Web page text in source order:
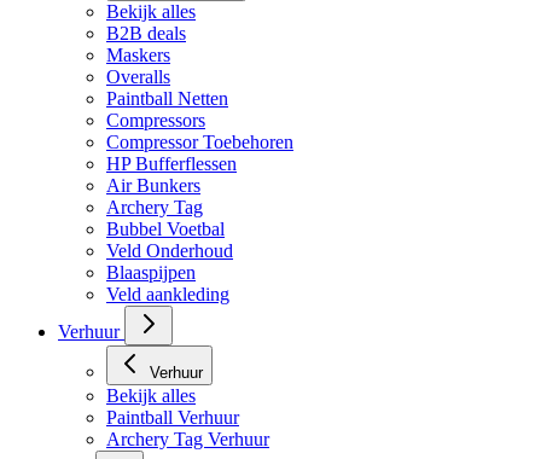
Bekijk alles
B2B deals
Maskers
Overalls
Paintball Netten
Compressors
Compressor Toebehoren
HP Bufferflessen
Air Bunkers
Archery Tag
Bubbel Voetbal
Veld Onderhoud
Blaaspijpen
Veld aankleding
Verhuur
Verhuur
Bekijk alles
Paintball Verhuur
Archery Tag Verhuur